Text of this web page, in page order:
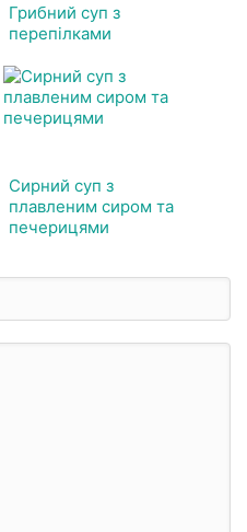
Грибний суп з
перепілками
Сирний суп з
плавленим сиром та
печерицями